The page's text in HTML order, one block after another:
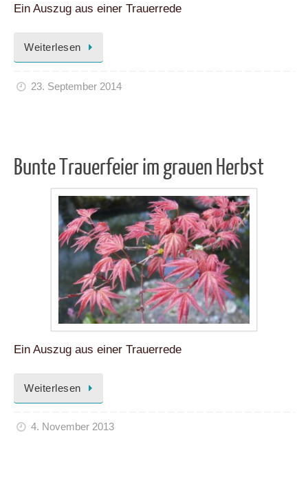
Ein Auszug aus einer Trauerrede
Weiterlesen
23. September 2014
Bunte Trauerfeier im grauen Herbst
Ein Auszug aus einer Trauerrede
Weiterlesen
4. November 2013